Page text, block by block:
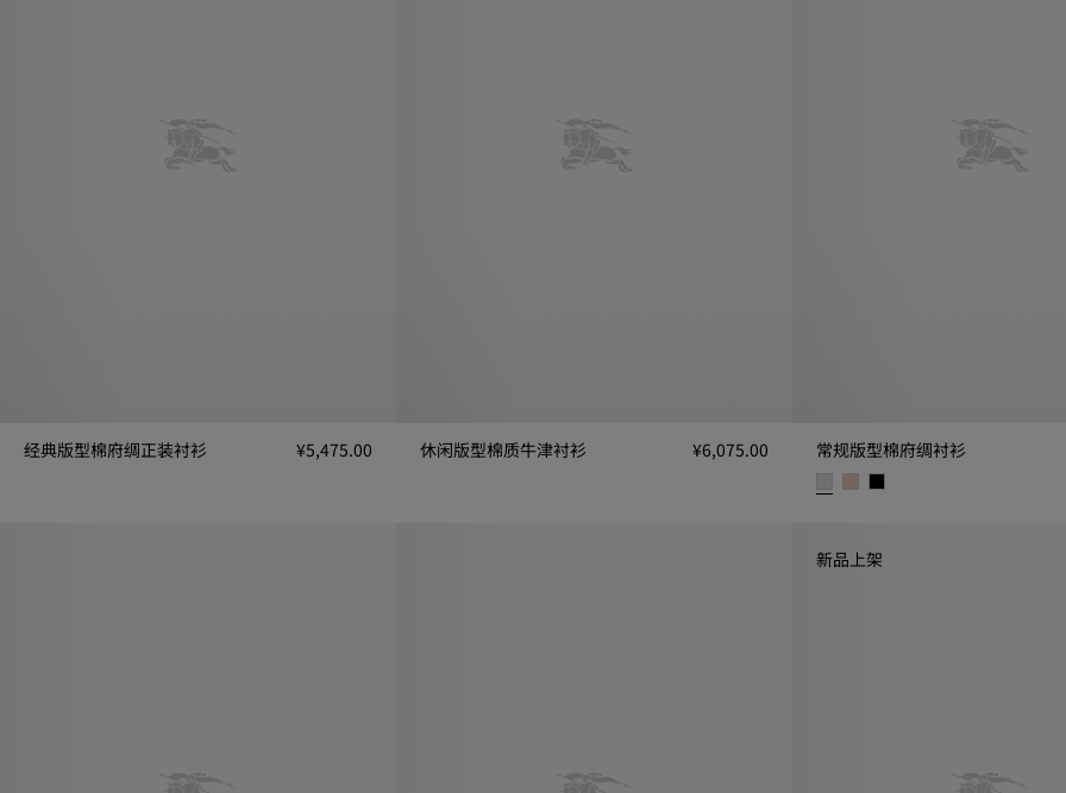
经典版型棉府绸正装衬衫
¥5,475.00
休闲版型棉质牛津衬衫
¥6,075.00
常规版型棉府绸衬衫
新品上架